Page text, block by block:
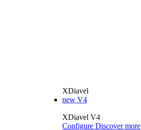
XDiavel
new V4
XDiavel V4
Configure Discover more